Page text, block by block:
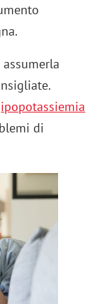
ipopotassiemia
di